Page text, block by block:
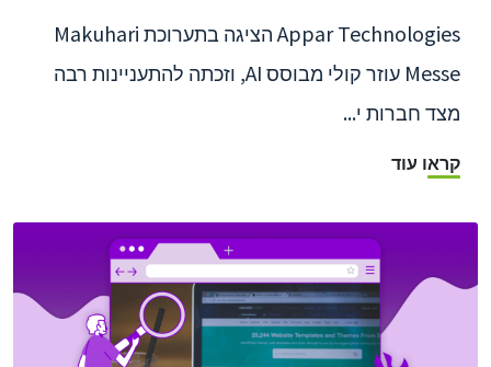
Appar Technologies הציגה בתערוכת Makuhari
Messe עוזר קולי מבוסס AI, וזכתה להתעניינות רבה
מצד חברות י...
קראו עוד